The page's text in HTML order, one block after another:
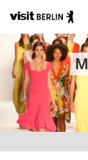
Direkt
zum
Inhalt
Berlins
offizielles
Tourismusportal